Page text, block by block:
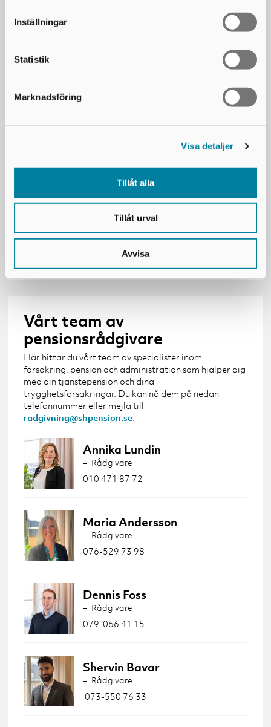
Inställningar
Statistik
Marknadsföring
Visa detaljer
Tillåt alla
Tillåt urval
Avvisa
E-postadress*
Mobilnummer*
Ja, jag godkänner att uppgifterna jag lämnar får lagras i
Vårt team av
pensionsrådgivare
Här hittar du vårt team av specialister inom
försäkring, pension och administration som hjälper dig
med din tjänstepension och dina
trygghetsförsäkringar. Du kan nå dem på nedan
telefonnummer eller mejla till
radgivning@shpension.se
Annika Lundin
Rådgivare
010 471 87 72
Maria Andersson
Rådgivare
076-529 73 98
Dennis Foss
Rådgivare
079-066 41 15
Shervin Bavar
Rådgivare
073-550 76 33